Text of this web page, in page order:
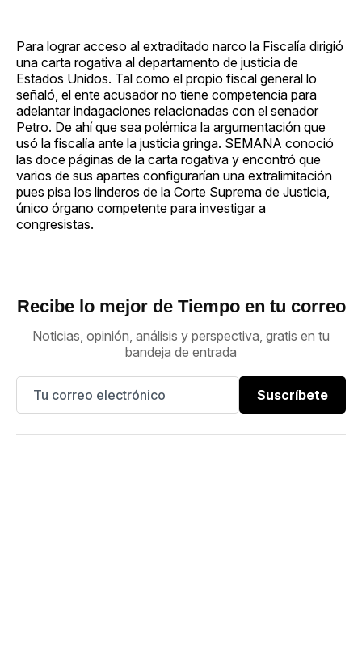
Para lograr acceso al extraditado narco la Fiscalía dirigió
una carta rogativa al departamento de justicia de
Estados Unidos. Tal como el propio fiscal general lo
señaló, el ente acusador no tiene competencia para
adelantar indagaciones relacionadas con el senador
Petro. De ahí que sea polémica la argumentación que
usó la fiscalía ante la justicia gringa. SEMANA conoció
las doce páginas de la carta rogativa y encontró que
varios de sus apartes configurarían una extralimitación
pues pisa los linderos de la Corte Suprema de Justicia,
único órgano competente para investigar a
congresistas.
Recibe lo mejor de Tiempo en tu correo
Noticias, opinión, análisis y perspectiva, gratis en tu
bandeja de entrada
Suscríbete